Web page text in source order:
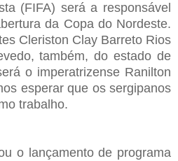
(FIFA) será a responsável
da Copa do Nordeste.
Cleriston Clay Barreto Rios
também, do estado de
o imperatrizense Ranilton
esperar que os sergipanos
trabalho.
o lançamento de programa